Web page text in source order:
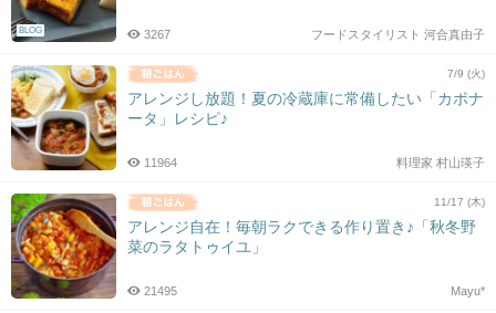
BLOG フードスタイリスト 河合真由子
3267
7/9 (火)
アレンジし放題！夏の冷蔵庫に常備したい「カポナ
ータ」レシピ♪
料理家 村山瑛子
11964
11/17 (木)
アレンジ自在！毎朝ラクできる作り置き♪「秋冬野
菜のラタトゥイユ」
Mayu*
21495